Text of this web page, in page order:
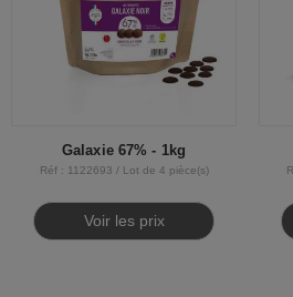
Galaxie 67% - 1kg
Réf : 1122693 / Lot de 4 pièce(s)
Voir les prix